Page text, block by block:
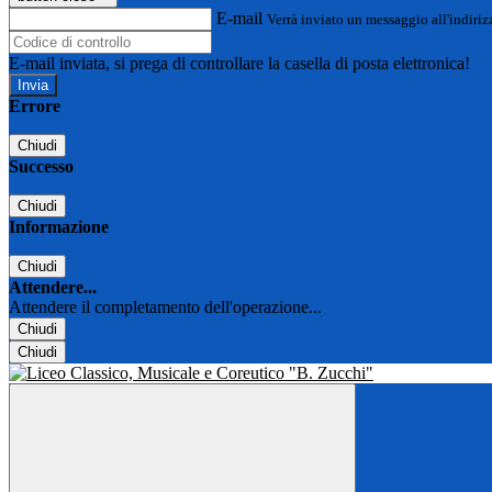
E-mail Verrà inviato un messaggio
E-mail inviata, si prega di controllare la casella di posta elettronica!
Errore
Chiudi
Successo
Chiudi
Informazione
Chiudi
Attendere...
Attendere il completamento dell'operazione...
Chiudi
Chiudi